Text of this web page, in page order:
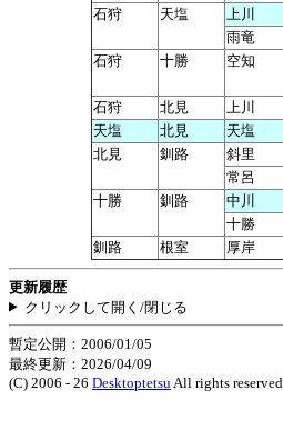
石狩 天塩 上川
雨竜
石狩
十勝 空知
石狩
北見 上川
天塩
北見 天塩
北見
釧路 斜里
常呂
十勝
釧路 中川
十勝
釧路
根室 厚岸
更新履歴
クリックして開く/閉じる
暫定公開：2006/01/05
最終更新：2026/04/09
(C) 2006 - 26 Desktoptetsu All rights reserved